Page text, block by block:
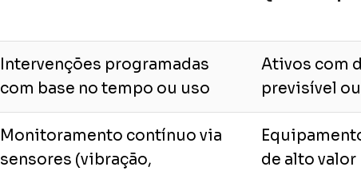
Intervenções programadas
com base no tempo ou uso
Ativos com
previsível
Monitoramento contínuo via
sensores (vibração,
de alto valor